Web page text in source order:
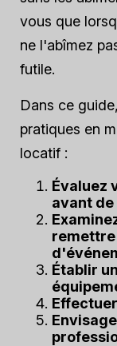
vous que
ne l'abîmez
futile.
Dans ce
pratiques en
locatif :
Évaluez
avant
remettre
Établir